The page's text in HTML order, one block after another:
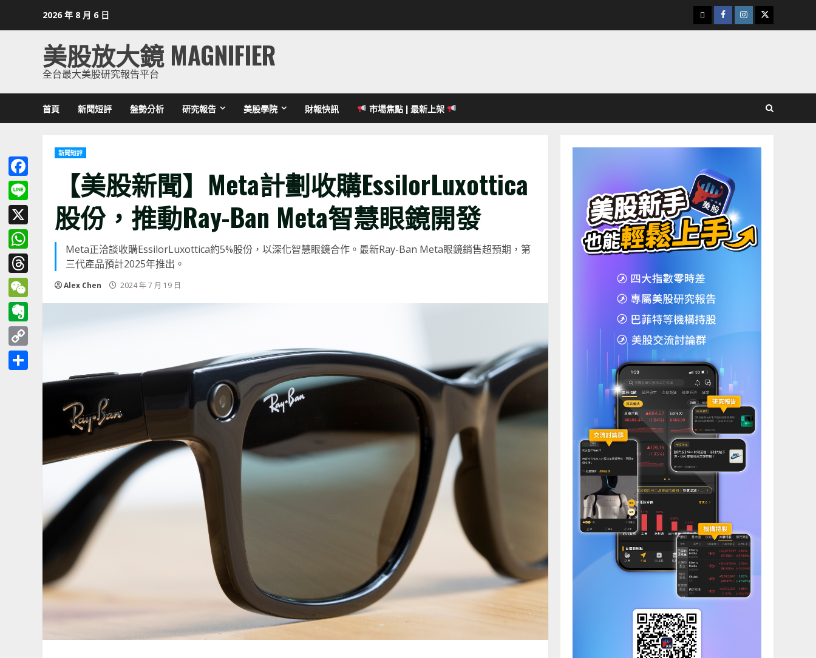
2026 年 8 月 6 日
下
載
Facebook
Instagram
Twitter
美股放大鏡 MAGNIFIER
全台最大美股研究報告平台
首頁 新聞短評 盤勢分析 研究報告 美股學院 財報快訊 市場焦點 | 最新上架
新聞短評
【美股新聞】Meta計劃收購EssilorLuxottica
股份，推動Ray-Ban Meta智慧眼鏡開發
Meta正洽談收購EssilorLuxottica約5%股份，以深化智慧眼鏡合作。最新Ray-Ban Meta眼鏡銷售超預期，第
三代產品預計2025年推出。
Alex Chen 2024 年 7 月 19 日
Facebook
Line
X
WhatsApp
Threads
WeChat
Evernote
Copy